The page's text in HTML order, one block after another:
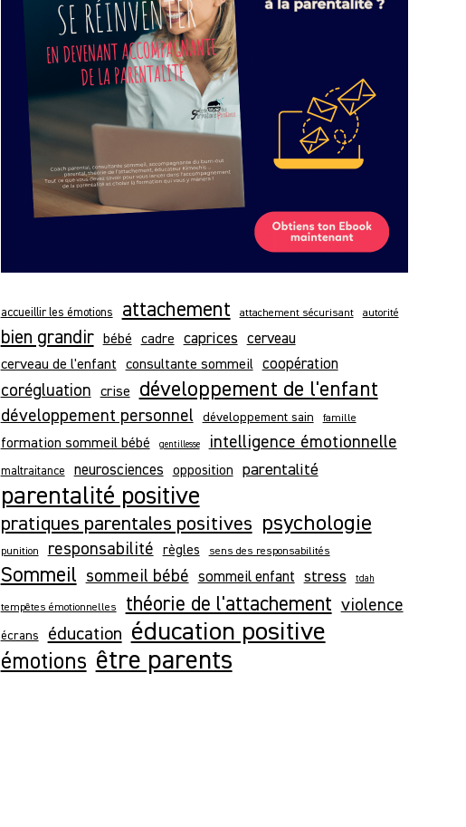
accueillir les émotions attachement attachement sécurisant autorité
bien grandir bébé cadre caprices cerveau
cerveau de l'enfant consultante sommeil coopération
corégluation crise développement de l'enfant
développement personnel développement sain famille
formation sommeil bébé gentillesse intelligence émotionnelle
maltraitance neurosciences opposition parentalité
parentalité positive
pratiques parentales positives psychologie
punition responsabilité règles sens des responsabilités
Sommeil sommeil bébé sommeil enfant stress tdah
tempêtes émotionnelles théorie de l'attachement violence
écrans éducation éducation positive
émotions être parents